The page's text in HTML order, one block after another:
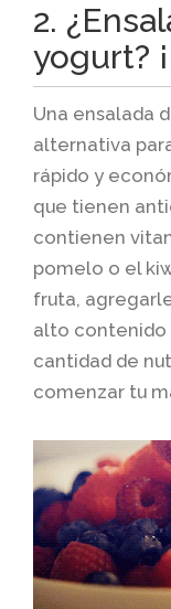
2.
yogurt?
Una ensalada
alternativa
rápido y
que tienen
contienen
pomelo o el
fruta,
alto contenido
cantidad de
comenzar tu